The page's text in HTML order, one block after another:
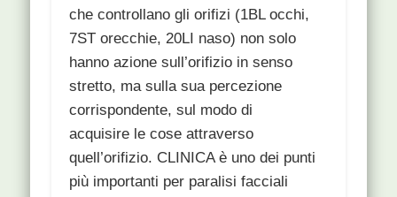
che controllano gli orifizi (1BL occhi,
7ST orecchie, 20LI naso) non solo
hanno azione sull’orifizio in senso
stretto, ma sulla sua percezione
corrispondente, sul modo di
acquisire le cose attraverso
quell’orifizio. CLINICA è uno dei punti
più importanti per paralisi facciali